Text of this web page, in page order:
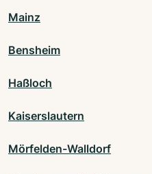
Mainz
Bensheim
Haßloch
Kaiserslautern
Mörfelden-Walldorf